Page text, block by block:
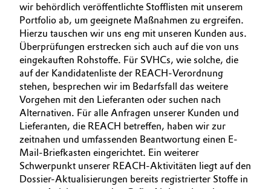
Circular Economy
Coatings, Paints & Printing
Composites
Consumer Goods & Lifestyle
Electronics & Telecommunications
Energy, Environment & Utilities
Business Lines
Weltweite Standorte
ESHQ
Einkauf
Governance & Compliance
Allgemeine Verkaufs- und Lieferbedingungen
(AVB)
wir behördlich veröffentlichte Stofflisten mit unserem
Portfolio ab, um geeignete Maßnahmen zu ergreifen.
Hierzu tauschen wir uns eng mit unseren Kunden aus.
Überprüfungen erstrecken sich auch auf die von uns
eingekauften Rohstoffe. Für SVHCs, wie solche, die
auf der Kandidatenliste der REACH-Verordnung
stehen, besprechen wir im Bedarfsfall das weitere
Vorgehen mit den Lieferanten oder suchen nach
Alternativen. Für alle Anfragen unserer Kunden und
Lieferanten, die REACH betreffen, haben wir zur
zeitnahen und umfassenden Beantwortung einen E-
Mail-Briefkasten eingerichtet. Ein weiterer
Schwerpunkt unserer REACH-Aktivitäten liegt auf den
Dossier-Aktualisierungen bereits registrierter Stoffe in